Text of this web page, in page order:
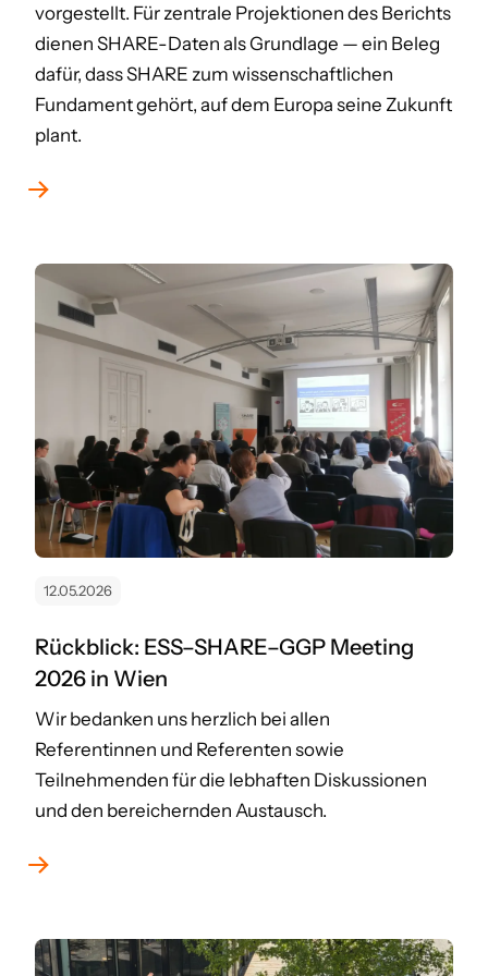
vorgestellt. Für zentrale Projektionen des Berichts
dienen SHARE-Daten als Grundlage — ein Beleg
dafür, dass SHARE zum wissenschaftlichen
Fundament gehört, auf dem Europa seine Zukunft
plant.
12.05.2026
Rückblick: ESS–SHARE–GGP Meeting
2026 in Wien
Wir bedanken uns herzlich bei allen
Referentinnen und Referenten sowie
Teilnehmenden für die lebhaften Diskussionen
und den bereichernden Austausch.